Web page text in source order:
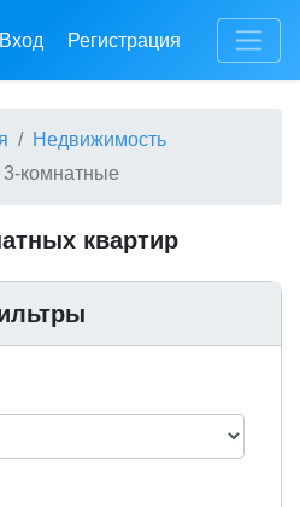
Вход Регистрация
Недвижимость
3-комнатные
квартир